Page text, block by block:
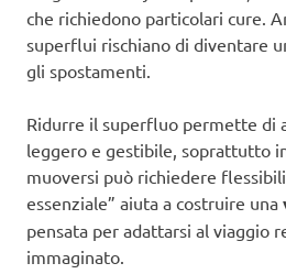
che richiedono particolari cure.
superflui rischiano di diventare
gli spostamenti.
Ridurre il superfluo permette di
leggero e gestibile, soprattutto
muoversi può richiedere
essenziale” aiuta a costruire una
pensata per adattarsi al viaggio
immaginato.